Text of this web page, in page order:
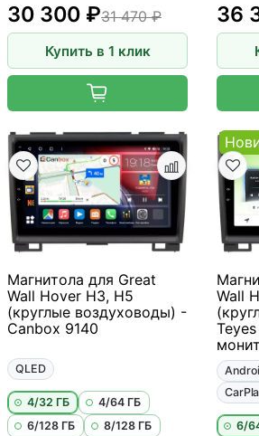
30 300 ₽31 470 ₽
Купить в 1 клик
36
Магнитола для Great
Wall Hover H3, H5
(круглые воздуховоды) -
Canbox 9140
QLED
4/32 ГБ
4/64 ГБ
6/128 ГБ
8/128 ГБ
Wall
6/